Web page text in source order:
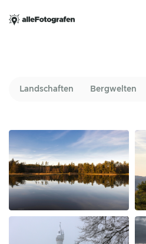
Landschaften Bergwelten